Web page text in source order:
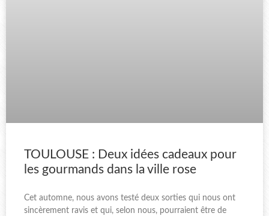
TOULOUSE : Deux idées cadeaux pour
les gourmands dans la ville rose
Cet automne, nous avons testé deux sorties qui nous ont
sincèrement ravis et qui, selon nous, pourraient être de